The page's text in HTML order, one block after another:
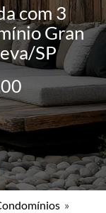
com 3
Gran
SP
»